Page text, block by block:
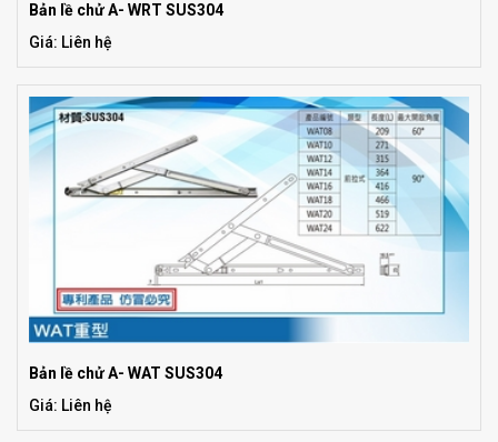
Bản lề chử A- WRT SUS304
Giá: Liên hệ
Bản lề chử A- WAT SUS304
Giá: Liên hệ